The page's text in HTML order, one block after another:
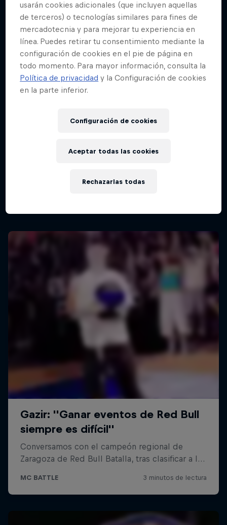
Red Bull Batalla Final Torneo de Plazas
Red Bull Batalla Nueva Historia:
usarán cookies adicionales (que incluyen aquellas
de terceros) o tecnologías similares para fines de
mercadotecnia y para mejorar tu experiencia en
línea. Puedes retirar tu consentimiento mediante la
configuración de cookies en el pie de página en
todo momento. Para mayor información, consulta la
Política de privacidad y la Configuración de cookies
en la parte inferior.
Configuración de cookies
Rechazarlas todas
Aceptar todas las cookies